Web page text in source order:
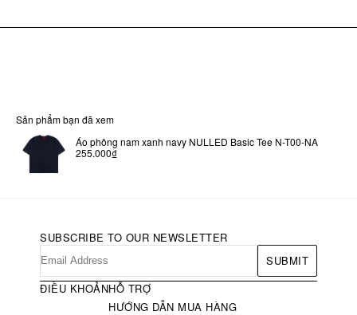
Sản phẩm bạn đã xem
Áo phông nam xanh navy NULLED Basic Tee N-T00-NA
255.000₫
SUBSCRIBE TO OUR NEWSLETTER
SUBMIT
ĐIỀU KHOẢNHỖ TRỢ
HƯỚNG DẪN MUA HÀNG